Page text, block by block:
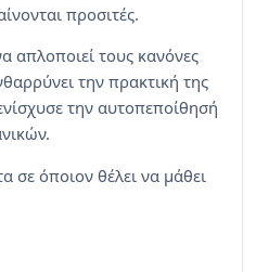
προσιτές.
απλοποιεί τους κανόνες
την πρακτική της
την αυτοπεποίθησή
σε όποιον θέλει να μάθει